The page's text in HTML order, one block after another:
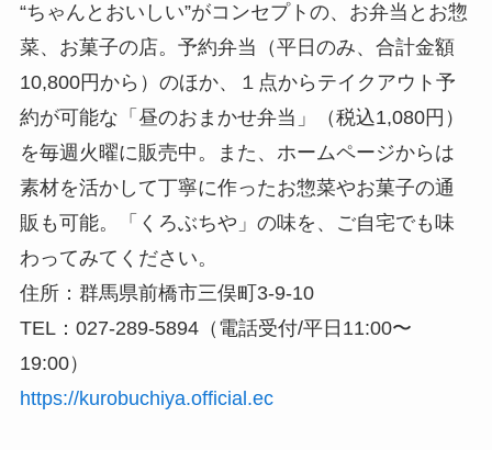
“ちゃんとおいしい”がコンセプトの、お弁当とお惣
菜、お菓子の店。予約弁当（平日のみ、合計金額
10,800円から）のほか、１点からテイクアウト予
約が可能な「昼のおまかせ弁当」（税込1,080円）
を毎週火曜に販売中。また、ホームページからは
素材を活かして丁寧に作ったお惣菜やお菓子の通
販も可能。「くろぶちや」の味を、ご自宅でも味
わってみてください。
住所：群馬県前橋市三俣町3-9-10
TEL：027-289-5894（電話受付/平日11:00〜
19:00）
https://kurobuchiya.official.ec